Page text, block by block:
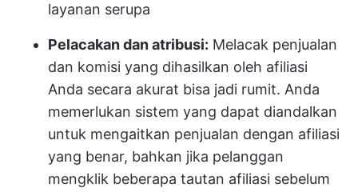
layanan serupa
Pelacakan dan atribusi: Melacak penjualan
dan komisi yang dihasilkan oleh afiliasi
Anda secara akurat bisa jadi rumit. Anda
memerlukan sistem yang dapat diandalkan
untuk mengaitkan penjualan dengan afiliasi
yang benar, bahkan jika pelanggan
mengklik beberapa tautan afiliasi sebelum